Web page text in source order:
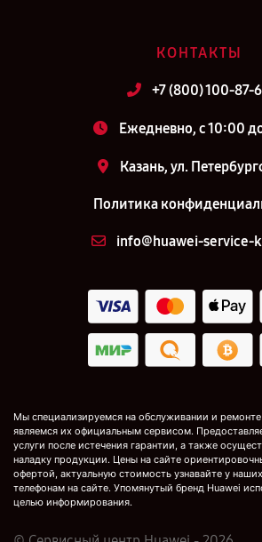
КОНТАКТЫ
+7 (800) 100-87-
Ежедневно, с 10:00
Казань, ул.
Политика
info@huawei-service-
Мы специализируемся на обслуживании и
являемся их официальным сервисом.
услуги после истечения гарантии, а также
наладку продукции. Цены на сайте
офертой, актуальную стоимость узнавайте у
телефонам на сайте. Упомянутый бренд Huawei
целью информирования.